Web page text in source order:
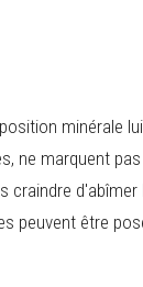
minérale
ne marquent
craindre d'abîmer
peuvent être